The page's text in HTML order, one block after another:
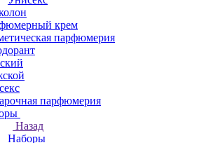
крем
парфюмерия
парфюмерия
Назад
Наборы